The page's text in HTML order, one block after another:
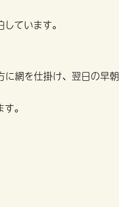
ています。
網を仕掛け、翌日の早朝
。